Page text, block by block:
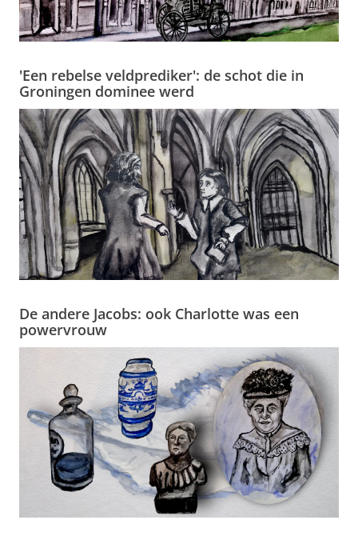
'Een rebelse veldprediker': de schot die in
Groningen dominee werd
De andere Jacobs: ook Charlotte was een
powervrouw